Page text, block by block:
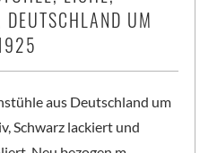
UM
aus Deutschland um
Schwarz lackiert und